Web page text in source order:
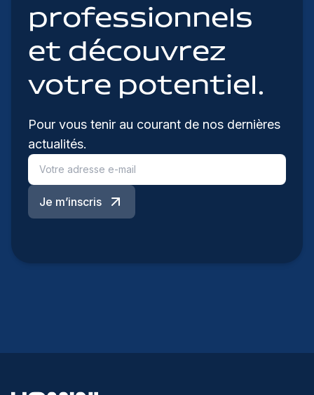
professionnels
et découvrez
votre potentiel.
Pour vous tenir au courant de nos dernières
actualités.
Je m’inscris